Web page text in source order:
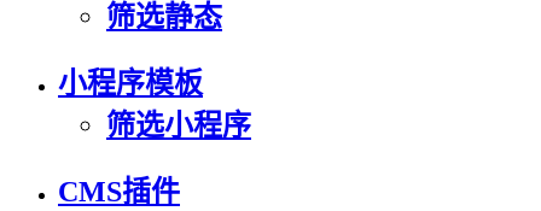
筛选静态
小程序模板
筛选小程序
CMS插件